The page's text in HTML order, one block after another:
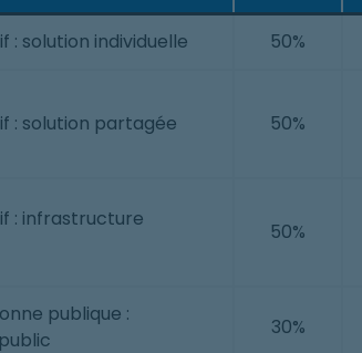
: solution individuelle 50%
: solution partagée 50%
: infrastructure
50%
publique :
30%